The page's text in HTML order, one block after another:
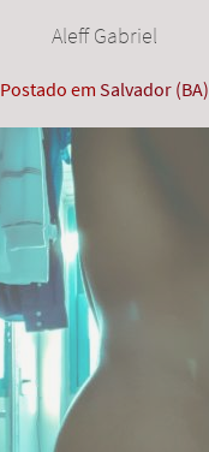
Aleff Gabriel
Postado em Salvador (BA)